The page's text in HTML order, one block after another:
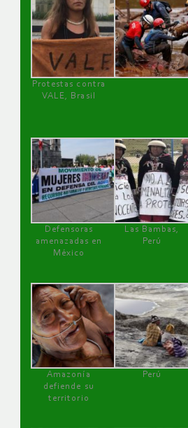
Protestas contra
VALE, Brasil
Defensoras
amenazadas en
México
Las Bambas,
Perú
Amazonía
defiende su
territorio
Perú